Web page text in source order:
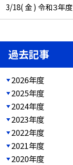
3/18( 金 ) 令和３年
過去記事
2026年度
2025年度
2024年度
2023年度
2022年度
2021年度
2020年度